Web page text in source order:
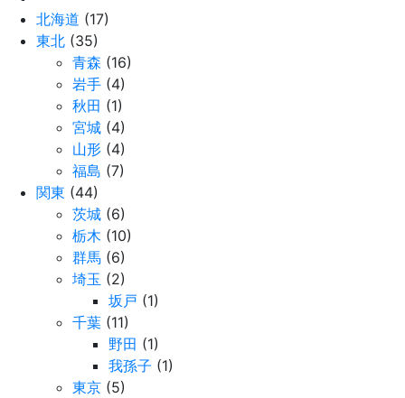
北海道 (17)
東北 (35)
青森 (16)
岩手 (4)
秋田 (1)
宮城 (4)
山形 (4)
福島 (7)
関東 (44)
茨城 (6)
栃木 (10)
群馬 (6)
埼玉 (2)
坂戸 (1)
千葉 (11)
野田 (1)
我孫子 (1)
東京 (5)